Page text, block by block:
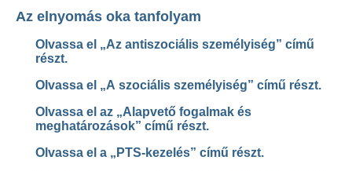
Az elnyomás oka tanfolyam
Olvassa el „Az antiszociális személyiség” című
részt.
Olvassa el „A szociális személyiség” című részt.
Olvassa el az „Alapvető fogalmak és
meghatározások” című részt.
Olvassa el a „PTS-kezelés” című részt.